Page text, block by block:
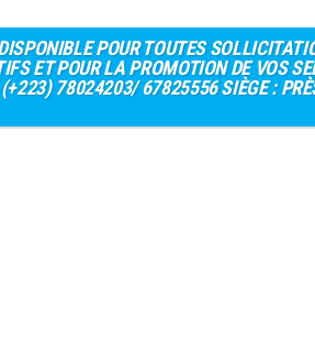
POUR TOUTES
ET POUR LA PROMOTION DE VOS
78024203/ 67825556 SIÈGE :